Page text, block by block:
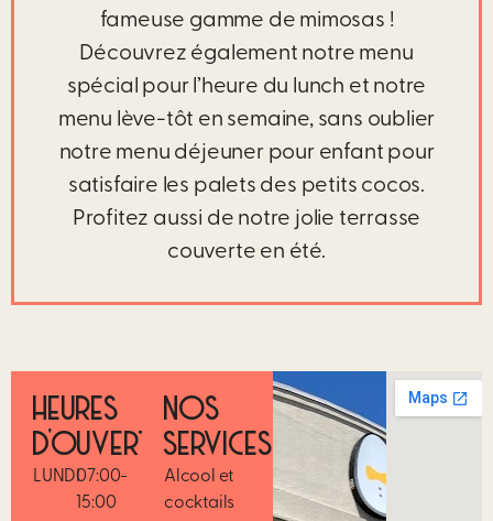
fameuse gamme de mimosas !
Découvrez également notre menu
spécial pour l’heure du lunch et notre
menu lève-tôt en semaine, sans oublier
notre menu déjeuner pour enfant pour
satisfaire les palets des petits cocos.
Profitez aussi de notre jolie terrasse
couverte en été.
HEURES
D’OUVERTURE
LUNDI07:00-
15:00
NOS
SERVICES
Alcool et
cocktails